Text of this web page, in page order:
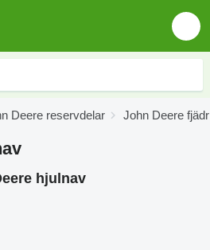
Deere reservdelar John Deere
hjulnav